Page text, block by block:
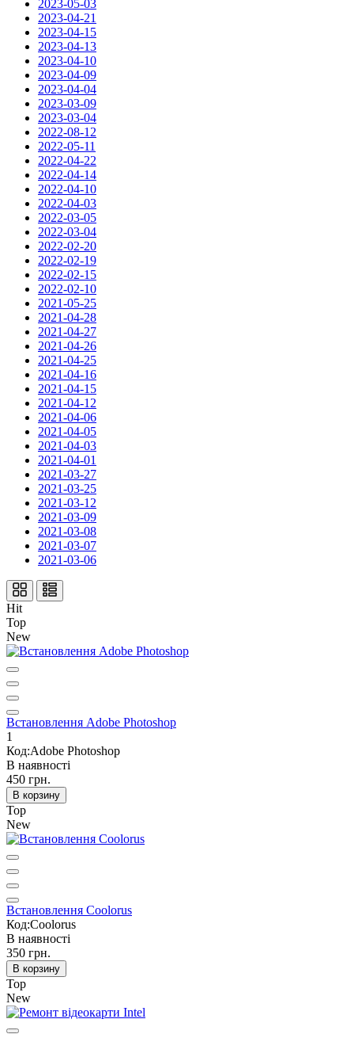
2023-05-03
2023-04-21
2023-04-15
2023-04-13
2023-04-10
2023-04-09
2023-04-04
2023-03-09
2023-03-04
2022-08-12
2022-05-11
2022-04-22
2022-04-14
2022-04-10
2022-04-03
2022-03-05
2022-03-04
2022-02-20
2022-02-19
2022-02-15
2022-02-10
2021-05-25
2021-04-28
2021-04-27
2021-04-26
2021-04-25
2021-04-16
2021-04-15
2021-04-12
2021-04-06
2021-04-05
2021-04-03
2021-04-01
2021-03-27
2021-03-25
2021-03-12
2021-03-09
2021-03-08
2021-03-07
2021-03-06
Hit
Top
New
Встановлення Adobe Photoshop
1
Код:Adobe Photoshop
В наявності
450 грн.
В корзину
Top
New
Встановлення Coolorus
Код:Coolorus
В наявності
350 грн.
В корзину
Top
New